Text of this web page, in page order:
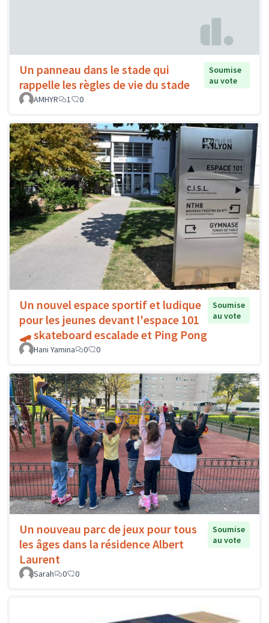
Un panneau dans le stade qui
rappelle les règles de vie du stade
Soumise
au vote
AMHYR
1 0
Un nouvel espace sportif et ludique
pour les jeunes devant l'espace 101
🛹 skateboard escalade et Ping Pong
Soumise
au vote
Hani Yamina 0 0
Un nouveau parc de jeux pour tous
les âges dans la résidence Albert
Laurent
Soumise
au vote
Sarah 0 0